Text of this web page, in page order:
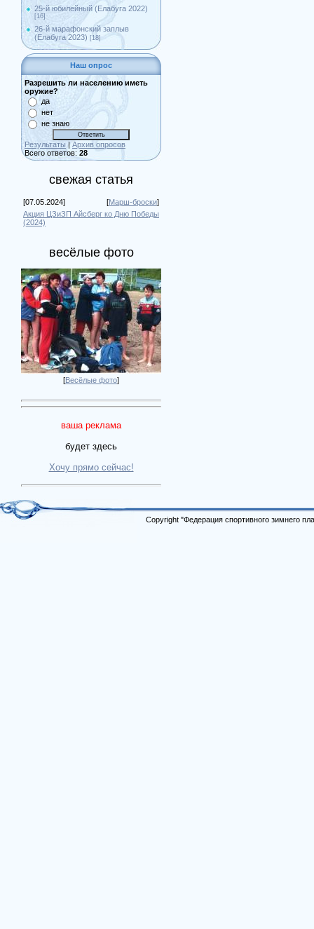
25-й юбилейный (Елабуга 2022)
[16]
26-й марафонский заплыв
(Елабуга 2023) [18]
Наш опрос
Разрешить ли населению иметь
оружие?
да
нет
не знаю
Результаты | Архив опросов
Всего ответов: 28
свежая статья
[07.05.2024] [Марш-броски]
Акция ЦЗиЗП Айсберг ко Дню Победы
(2024)
весёлые фото
[Весёлые фото]
ваша реклама
будет здесь
Хочу прямо сейчас!
Copyright "Федерация спортивного зимнего